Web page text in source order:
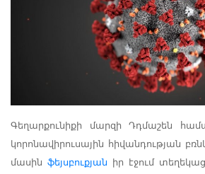
Գեղարքունիքի մարզի Դդմաշեն
կորոնավիրուսային հիվանդության
մասին ֆեյսբուքյան
իր էջում